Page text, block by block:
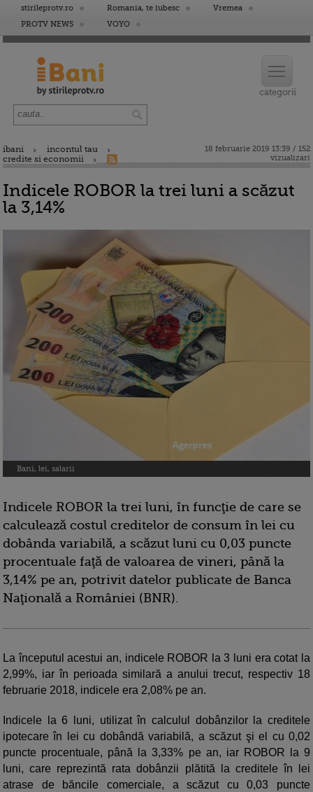
stirileprotv.ro Romania, te iubesc
Vremea
PROTV NEWS
VOYO
ibani
incontul tau
credite si economii
18 februarie 2019 13:39 / 152
vizualizari
Indicele ROBOR la trei luni a scăzut
la 3,14%
Bani, lei, salarii
Indicele ROBOR la trei luni, în funcţie de care se
calculează costul creditelor de consum în lei cu
dobânda variabilă, a scăzut luni cu 0,03 puncte
procentuale faţă de valoarea de vineri, până la
3,14% pe an, potrivit datelor publicate de Banca
Naţională a României (BNR).
La începutul acestui an, indicele ROBOR la 3 luni era cotat la
2,99%, iar în perioada similară a anului trecut, respectiv 18
februarie 2018, indicele era 2,08% pe an.
Indicele la 6 luni, utilizat în calculul dobânzilor la creditele
ipotecare în lei cu dobândă variabilă, a scăzut şi el cu 0,02
puncte procentuale, până la 3,33% pe an, iar ROBOR la 9
luni, care reprezintă rata dobânzii plătită la creditele în lei
atrase de băncile comerciale, a scăzut cu 0,03 puncte